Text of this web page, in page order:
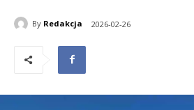
By Redakcja 2026-02-26